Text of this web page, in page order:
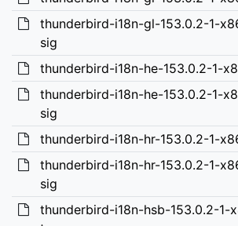
thunderbird-i18n-gl-153.0.2-1-
sig
thunderbird-i18n-he-153.0.2-1-
thunderbird-i18n-he-153.0.2-1-
sig
thunderbird-i18n-hr-153.0.2-1-
thunderbird-i18n-hr-153.0.2-1-
sig
thunderbird-i18n-hsb-153.0.2-1-